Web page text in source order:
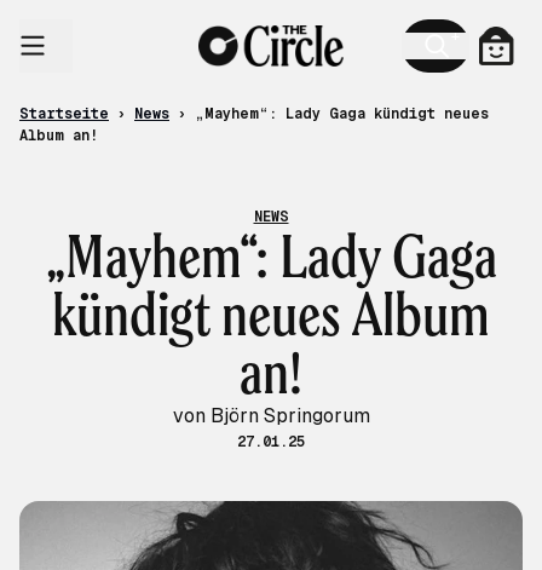
Startseite › News ›
„Mayhem“: Lady Gaga kündigt neues
Album an!
NEWS
„Mayhem“: Lady Gaga
kündigt neues Album
an!
von Björn Springorum
27.01.25